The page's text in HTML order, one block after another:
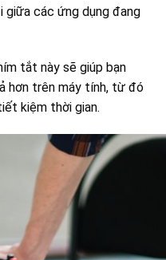
giữa các ứng dụng đang
tắt này sẽ giúp bạn
hơn trên máy tính, từ đó
kiệm thời gian.